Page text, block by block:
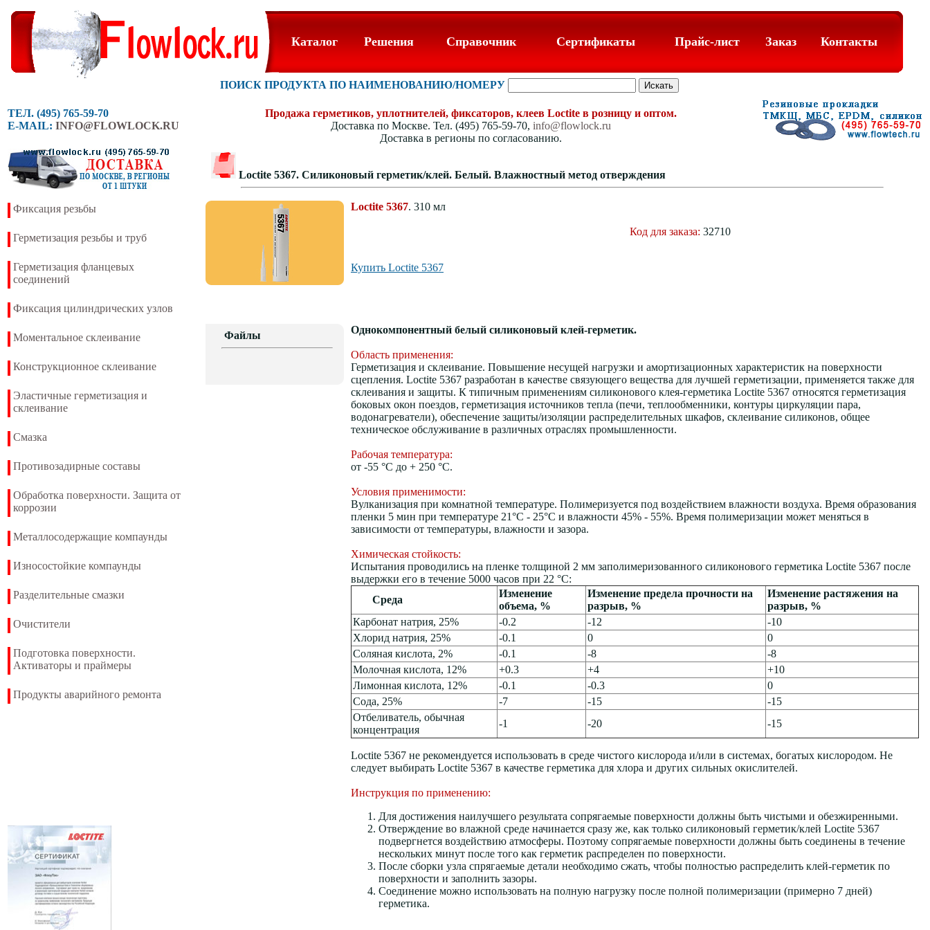
Каталог Решения Справочник Сертификаты Прайс-лист Заказ Контакты
ПОИСК ПРОДУКТА ПО НАИМЕНОВАНИЮ/НОМЕРУ
ТЕЛ. (495) 765-59-70
E-MAIL: INFO@FLOWLOCK.RU
Продажа герметиков, уплотнителей, фиксаторов, клеев Loctite в розницу и оптом.
Доставка по Москве. Тел. (495) 765-59-70, info@flowlock.ru
Доставка в регионы по согласованию.
Фиксация резьбы
Герметизация резьбы и труб
Герметизация фланцевых
соединений
Фиксация цилиндрических узлов
Моментальное склеивание
Конструкционное склеивание
Эластичные герметизация и
склеивание
Смазка
Противозадирные составы
Обработка поверхности. Защита от
коррозии
Металлосодержащие компаунды
Износостойкие компаунды
Разделительные смазки
Очистители
Подготовка поверхности.
Активаторы и праймеры
Продукты аварийного ремонта
Loctite 5367. Силиконовый герметик/клей. Белый. Влажностный метод отверждения
Loctite 5367. 310 мл
Код для заказа: 32710
Купить Loctite 5367
Файлы Однокомпонентный белый силиконовый клей-герметик.
Область применения:
Герметизация и склеивание. Повышение несущей нагрузки и амортизационных характеристик на поверхности
сцепления. Loctite 5367 разработан в качестве связующего вещества для лучшей герметизации, применяется также для
склеивания и защиты. К типичным применениям силиконового клея-герметика Loctite 5367 относятся герметизация
боковых окон поездов, герметизация источников тепла (печи, теплообменники, контуры циркуляции пара,
водонагреватели), обеспечение защиты/изоляции распределительных шкафов, склеивание силиконов, общее
техническое обслуживание в различных отраслях промышленности.
Рабочая температура:
от -55 °С до + 250 °С.
Условия применимости:
Вулканизация при комнатной температуре. Полимеризуется под воздействием влажности воздуха. Время образования
пленки 5 мин при температуре 21°С - 25°С и влажности 45% - 55%. Время полимеризации может меняться в
зависимости от температуры, влажности и зазора.
Химическая стойкость:
Испытания проводились на пленке толщиной 2 мм заполимеризованного силиконового герметика Loctite 5367 после
выдержки его в течение 5000 часов при 22 °C:
Среда
Изменение
объема, %
Изменение предела прочности на
разрыв, %
Изменение растяжения на
разрыв, %
Карбонат натрия, 25%
-0.2 -12
-10
Хлорид натрия, 25%
-0.1 0
0
Соляная кислота, 2%
-0.1 -8
-8
Молочная кислота, 12%
+0.3 +4
+10
Лимонная кислота, 12%
-0.1 -0.3
0
Сода, 25%
-7 -15
-15
Отбеливатель, обычная
концентрация
-1 -20 -15
Loctite 5367 не рекомендуется использовать в среде чистого кислорода и/или в системах, богатых кислородом. Не
следует выбирать Loctite 5367 в качестве герметика для хлора и других сильных окислителей.
Инструкция по применению:
Для достижения наилучшего результата сопрягаемые поверхности должны быть чистыми и обезжиренными.
Отверждение во влажной среде начинается сразу же, как только силиконовый герметик/клей Loctite 5367
подвергнется воздействию атмосферы. Поэтому сопрягаемые поверхности должны быть соединены в течение
нескольких минут после того как герметик распределен по поверхности.
После сборки узла спрягаемые детали необходимо сжать, чтобы полностью распределить клей-герметик по
поверхности и заполнить зазоры.
Соединение можно использовать на полную нагрузку после полной полимеризации (примерно 7 дней)
герметика.